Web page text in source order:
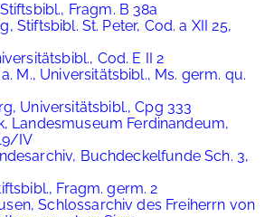
Fragm. B 38a
Stiftsbibl. St. Peter, Cod. a XII 25,
Cod. E II 2
M., Universitätsbibl., Ms. germ. qu.
Universitätsbibl., Cpg 333
Landesmuseum Ferdinandeum,
IV
Buchdeckelfunde Sch. 3,
Fragm. germ. 2
Schlossarchiv des Freiherrn von